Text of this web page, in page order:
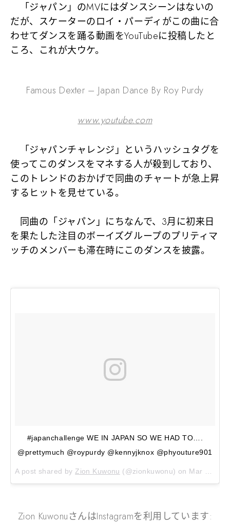
「ジャパン」のMVにはダンスシーンはないの
だが、スケーターのロイ・パーディがこの曲に合
わせてダンスを踊る動画をYouTubeに投稿したと
ころ、これが大ウケ。
Famous Dexter – Japan Dance By Roy Purdy
www.youtube.com
「ジャパンチャレンジ」というハッシュタグを
使ってこのダンスをマネする人が殺到しており、
このトレンドのおかげで同曲のチャートが急上昇
するヒットを見せている。
同曲の「ジャパン」にちなんで、3月に初来日
を果たした注目のボーイズグループのプリティマ
ッチのメンバーも滞在時にこのダンスを披露。
#japanchallenge WE IN JAPAN SO WE HAD TO….
@prettymuch @roypurdy @kennyjknox @phyouture901
A post shared by Zion Kuwonu (@zionkuwonu) on Mar 25, 2018 at 9:53am PDT
Zion KuwonuさんはInstagramを利用しています: